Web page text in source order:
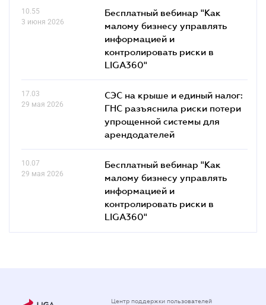
10.55
3 июня 2026
Бесплатный вебинар "Как
малому бизнесу управлять
информацией и
контролировать риски в
LIGA360"
17.03
29 мая 2026
СЭС на крыше и единый налог:
ГНС разъяснила риски потери
упрощенной системы для
арендодателей
10.07
29 мая 2026
Бесплатный вебинар "Как
малому бизнесу управлять
информацией и
контролировать риски в
LIGA360"
Центр поддержки пользователей